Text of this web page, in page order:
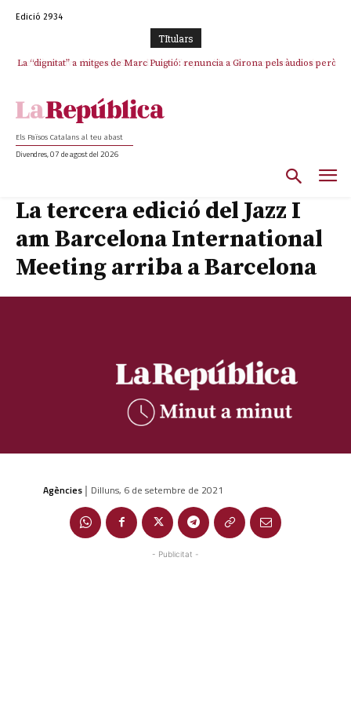
Edició 2934
TItulars
La “dignitat” a mitges de Marc Puigtió: renuncia a Girona pels àudios però
Els Països Catalans al teu abast
Divendres, 07 de agost del 2026
La tercera edició del Jazz I
am Barcelona International
Meeting arriba a Barcelona
Agències | Dilluns, 6 de setembre de 2021
- Publicitat -